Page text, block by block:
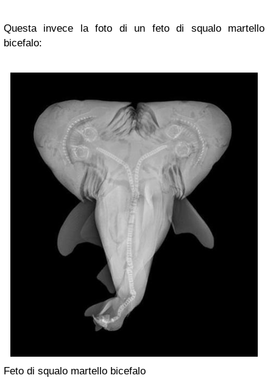
Questa invece la foto di un feto di squalo martello
bicefalo:
Feto di squalo martello bicefalo